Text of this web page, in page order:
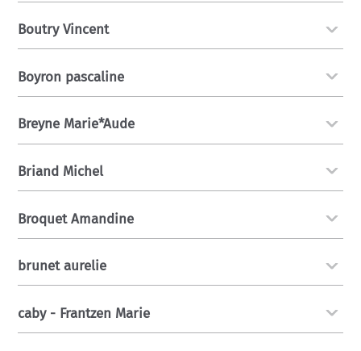
Boutry Vincent
Boyron pascaline
Breyne Marie*Aude
Briand Michel
Broquet Amandine
brunet aurelie
caby - Frantzen Marie